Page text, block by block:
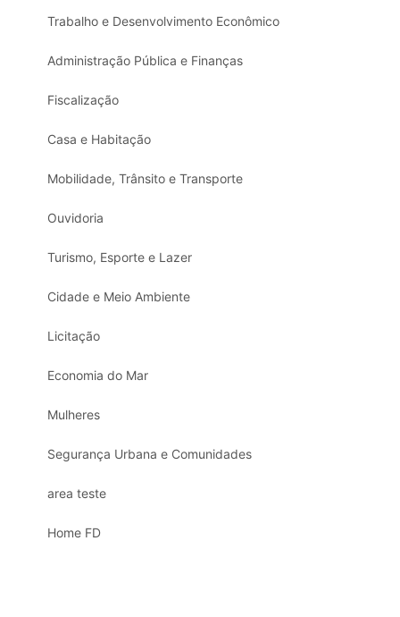
Trabalho e Desenvolvimento Econômico
Administração Pública e Finanças
Fiscalização
Casa e Habitação
Mobilidade, Trânsito e Transporte
Ouvidoria
Turismo, Esporte e Lazer
Cidade e Meio Ambiente
Licitação
Economia do Mar
Mulheres
Segurança Urbana e Comunidades
area teste
Home FD